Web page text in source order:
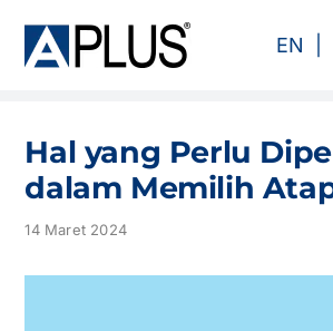
content
EN
Area
Kategori
Hal yang Perlu
dalam Memilih
14 Maret 2024